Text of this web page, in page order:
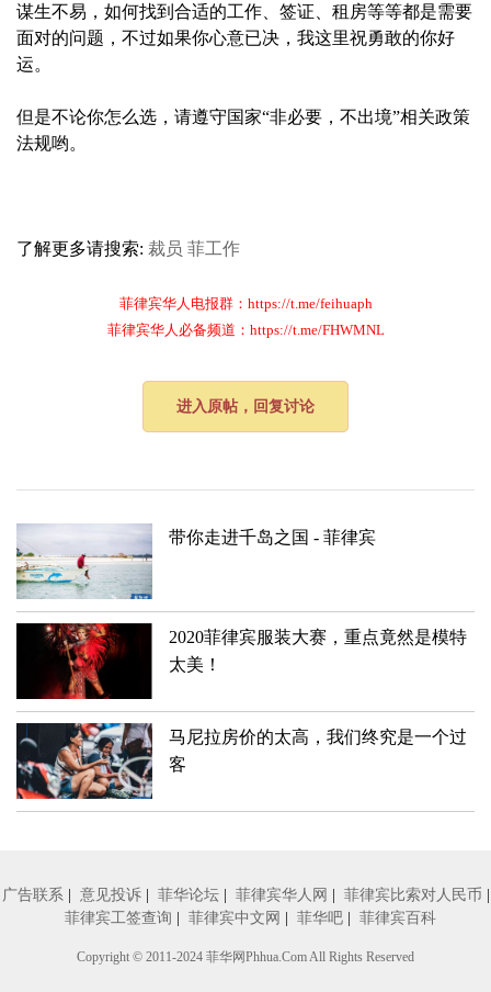
谋生不易，如何找到合适的工作、签证、租房等等都是需要
面对的问题，不过如果你心意已决，我这里祝勇敢的你好
运。
但是不论你怎么选，请遵守国家“非必要，不出境”相关政策
法规哟。
了解更多请搜索: 裁员 菲工作
菲律宾华人电报群：https://t.me/feihuaph
菲律宾华人必备频道：https://t.me/FHWMNL
进入原帖，回复讨论
带你走进千岛之国 - 菲律宾
2020菲律宾服装大赛，重点竟然是模特
太美！
马尼拉房价的太高，我们终究是一个过
客
广告联系 | 意见投诉 | 菲华论坛 | 菲律宾华人网 | 菲律宾比索对人民币 |
菲律宾工签查询 | 菲律宾中文网 | 菲华吧 | 菲律宾百科
Copyright © 2011-2024 菲华网Phhua.Com All Rights Reserved